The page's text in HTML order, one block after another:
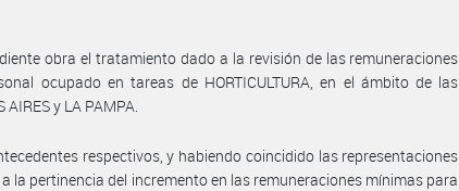
obra el tratamiento dado a la revisión de las remuneraciones
ocupado en tareas de HORTICULTURA, en el ámbito de las
y LA PAMPA.
respectivos, y habiendo coincidido las representaciones
la pertinencia del incremento en las remuneraciones mínimas para